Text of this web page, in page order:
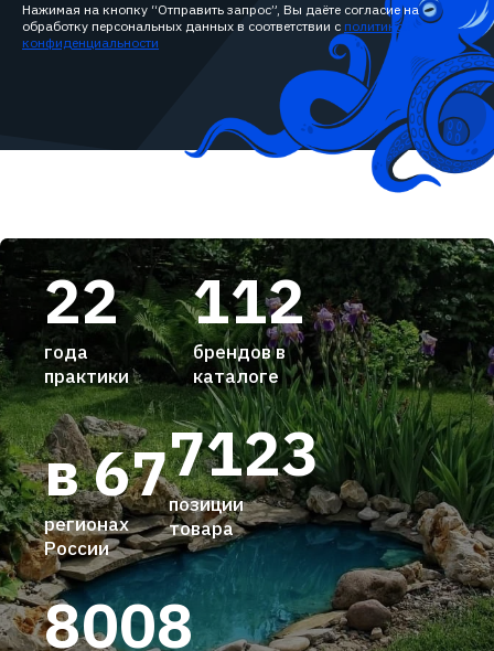
Нажимая на кнопку “Отправить запрос”, Вы даёте согласие на
обработку персональных данных в соответствии с политикой
конфиденциальности
22
года
практики
112
брендов в
каталоге
7123
позиции
товара
8008
в 67
регионах
России